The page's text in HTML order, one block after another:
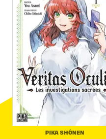
PIKA SHÔNEN